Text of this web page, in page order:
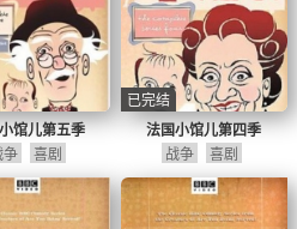
馆儿第五季
争 喜剧
法国小馆儿第四季
已完结
战争 喜剧